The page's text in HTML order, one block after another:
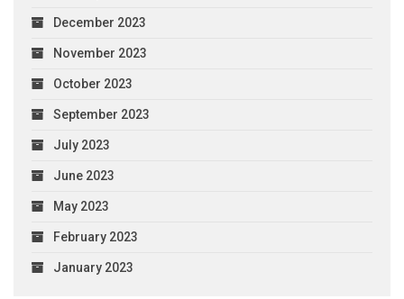
December 2023
November 2023
October 2023
September 2023
July 2023
June 2023
May 2023
February 2023
January 2023